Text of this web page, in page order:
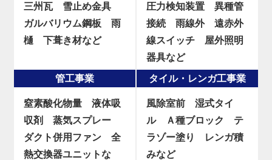
三州瓦
雪止め金具
ガルバリウム鋼板
雨
樋
下葺き材など
圧力検知装置
異種管
接続
雨線外
遠赤外
線スイッチ
屋外照明
器具など
管工事業
窒素酸化物量
液体吸
収剤
蒸気スプレー
ダクト併用ファン
全
熱交換器ユニットな
タイル・レンガ工事業
風除室前
湿式タイ
ル
Ａ種ブロック
テ
ラゾー塗り
レンガ積
みなど